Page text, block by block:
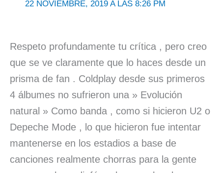
22 NOVIEMBRE, 2019 A LAS 8:26 PM
Respeto profundamente tu crítica , pero creo
que se ve claramente que lo haces desde un
prisma de fan . Coldplay desde sus primeros
4 álbumes no sufrieron una » Evolución
natural » Como banda , como si hicieron U2 o
Depeche Mode , lo que hicieron fue intentar
mantenerse en los estadios a base de
canciones realmente chorras para la gente